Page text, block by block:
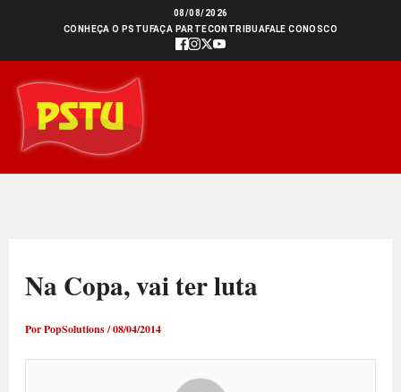
conteúdo
08/08/2026
CONHEÇA O PSTU FAÇA PARTECONTRIBUAFALE CONOSCO
Na Copa, vai ter luta
PorPopSolutions/08/04/2014